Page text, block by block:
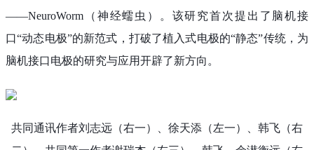
——NeuroWorm（神经蠕虫）。该研究首次提出了脑机接
口“动态电极”的新范式，打破了植入式电极的“静态”传统，为
脑机接口电极的研究与应用开辟了新方向。
共同通讯作者刘志远（右一）、徐天添（左一）、韩飞（右